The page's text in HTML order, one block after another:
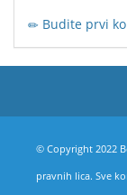
Budite prvi
© Copyright 2022
pravnih lica. Sve